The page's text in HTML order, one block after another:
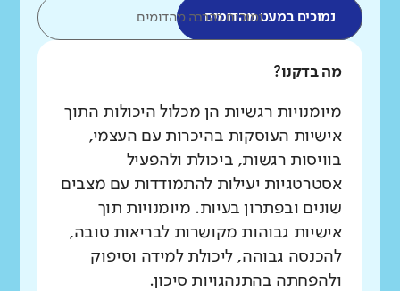
נמוכים במעט מהדומיםנמוכים בהרבה מהדומים
מה בדקנו?
מיומנויות רגשיות הן מכלול היכולות התוך
אישיות העוסקות בהיכרות עם העצמי,
בוויסות רגשות, ביכולת ולהפעיל
אסטרטגיות יעילות להתמודדות עם מצבים
שונים ובפתרון בעיות. מיומנויות תוך
אישיות גבוהות מקושרות לבריאות טובה,
להכנסה גבוהה, ליכולת למידה וסיפוק
ולהפחתה בהתנהגויות סיכון.